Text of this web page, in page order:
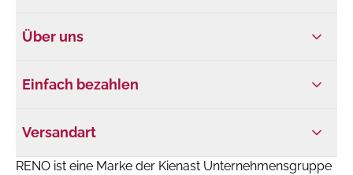
Über uns
Einfach bezahlen
Versandart
RENO ist eine Marke der Kienast Unternehmensgruppe